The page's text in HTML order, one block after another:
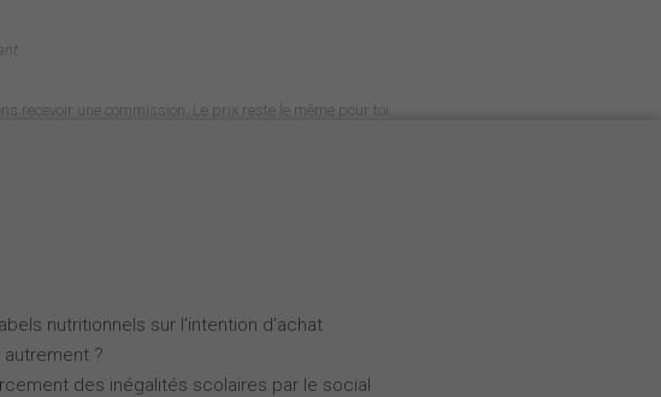
recevoir une commission. Le prix reste le même pour toi.
nutritionnels sur l'intention d'achat
autrement ?
des inégalités scolaires par le social